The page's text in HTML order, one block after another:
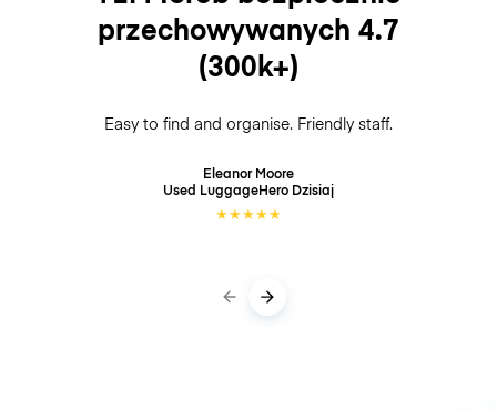
przechowywanych 4.7
(300k+)
Easy to find and organise. Friendly staff.
Eleanor Moore
Used LuggageHero Dzisiaj
★★★★★